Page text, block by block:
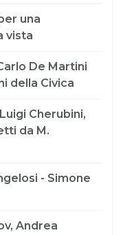
una
vista
De Martini
della Civica
Cherubini,
da M.
- Simone
Andrea